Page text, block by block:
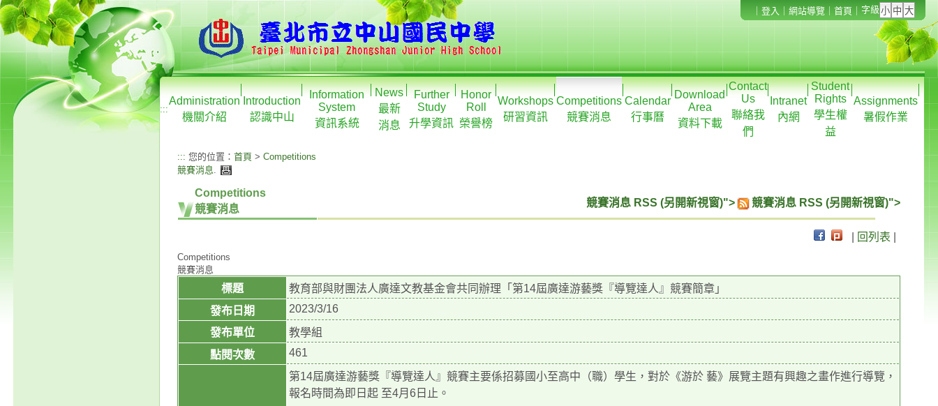
登入 網站導覽 首頁 字級
:::
Administration
機關介紹
Introduction
認識中山
Information
System
資訊系統
News
最新
消息
Further
Study
升學資訊
Honor
Roll
榮譽榜
Workshops
研習資訊
Competitions
競賽消息
Calendar
行事曆
Download
Area
資料下載
Contact
Us
聯絡我
們
Intranet
內網
Student
Rights
學生權
益
Assignments
暑假作業
::: 您的位置： 首頁 > Competitions
競賽消息.
Competitions
競賽消息
競賽消息 RSS (另開新視窗)"> 競賽消息 RSS (另開新視窗)">
回列表
Competitions
競賽消息
標題
教育部與財團法人廣達文教基金會共同辦理「第14屆廣達游藝獎『導覽達人』競賽簡章」
發布日期
2023/3/16
發布單位
教學組
點閱次數
461
第14屆廣達游藝獎『導覽達人』競賽主要係招募國小至高中（職）學生，對於《游於 藝》展覽主題有興趣之畫作進行導覽，
報名時間為即日起 至4月6日止。